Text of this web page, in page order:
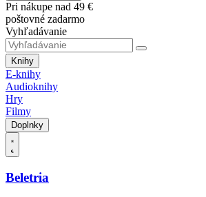
Pri nákupe nad 49 €
poštovné zadarmo
Vyhľadávanie
Knihy
E-knihy
Audioknihy
Hry
Filmy
Doplnky
Beletria